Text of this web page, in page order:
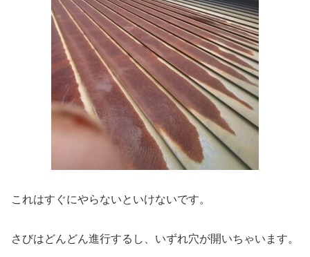
これはすぐにやらないといけないです。
さびはどんどん進行するし、いずれ穴が開いちゃいます。